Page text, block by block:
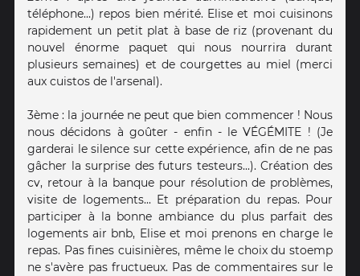
téléphone...) repos bien mérité. Elise et moi cuisinons
rapidement un petit plat à base de riz (provenant du
nouvel énorme paquet qui nous nourrira durant
plusieurs semaines) et de courgettes au miel (merci
aux cuistos de l'arsenal).
3ème : la journée ne peut que bien commencer ! Nous
nous décidons à goûter - enfin - le VÉGÉMITE ! (Je
garderai le silence sur cette expérience, afin de ne pas
gâcher la surprise des futurs testeurs...). Création des
cv, retour à la banque pour résolution de problèmes,
visite de logements... Et préparation du repas. Pour
participer à la bonne ambiance du plus parfait des
logements air bnb, Elise et moi prenons en charge le
repas. Pas fines cuisinières, même le choix du stoemp
ne s'avère pas fructueux. Pas de commentaires sur le